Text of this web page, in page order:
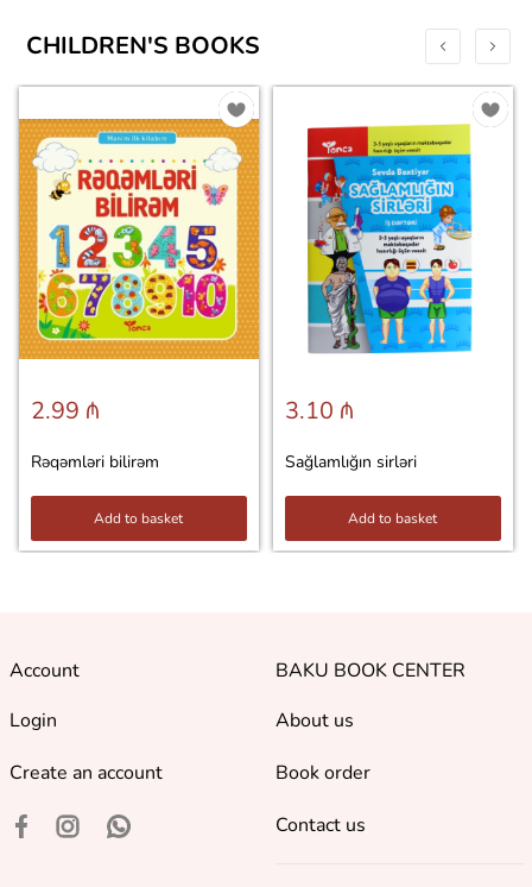
CHILDREN'S BOOKS
2.99 ₼
Rəqəmləri bilirəm
Add to basket
3.10 ₼
Sağlamlığın sirləri
Add to basket
Account
Login
Create an account
BAKU BOOK CENTER
About us
Book order
Contact us